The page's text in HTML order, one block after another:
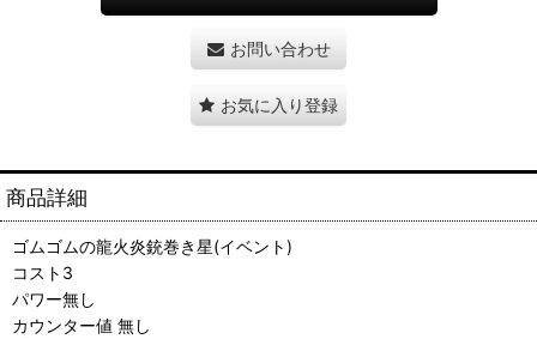
お問い合わせ
お気に入り登録
商品詳細
ゴムゴムの龍火炎銃巻き星(イベント)
コスト3
パワー無し
カウンター値 無し